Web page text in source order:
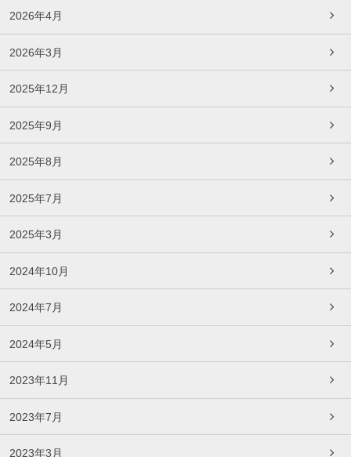
2026年4月
2026年3月
2025年12月
2025年9月
2025年8月
2025年7月
2025年3月
2024年10月
2024年7月
2024年5月
2023年11月
2023年7月
2023年3月